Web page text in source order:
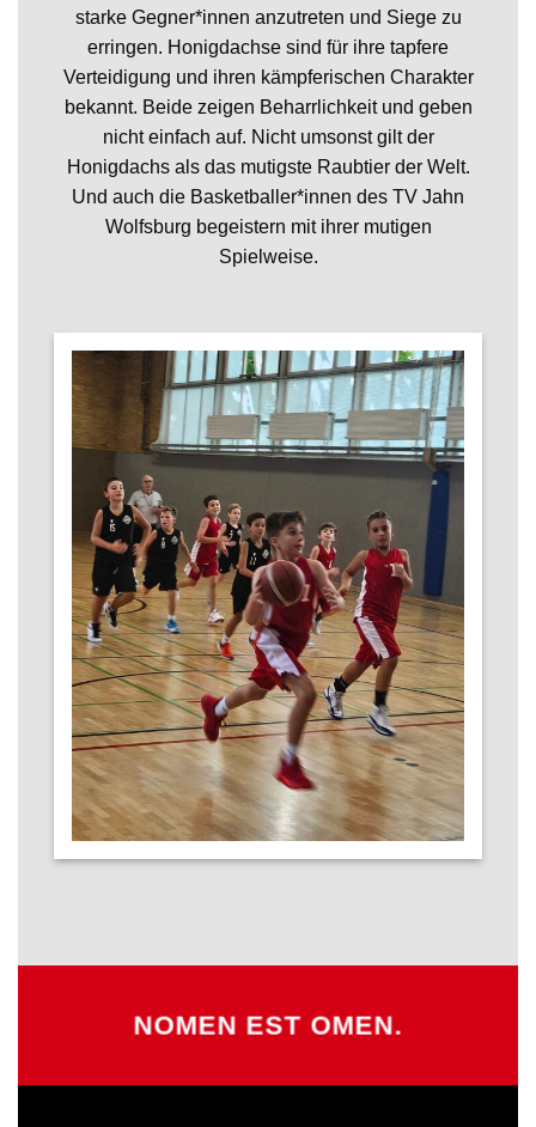
starke Gegner*innen anzutreten und Siege zu
erringen. Honigdachse sind für ihre tapfere
Verteidigung und ihren kämpferischen Charakter
bekannt. Beide zeigen Beharrlichkeit und geben
nicht einfach auf. Nicht umsonst gilt der
Honigdachs als das mutigste Raubtier der Welt.
Und auch die Basketballer*innen des TV Jahn
Wolfsburg begeistern mit ihrer mutigen
Spielweise.
NOMEN EST OMEN.